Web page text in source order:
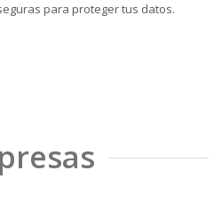
para proteger tus datos.